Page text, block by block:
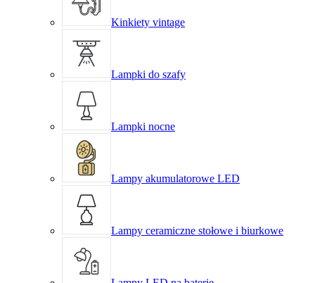
Kinkiety vintage
Lampki do szafy
Lampki nocne
Lampy akumulatorowe LED
Lampy ceramiczne stołowe i biurkowe